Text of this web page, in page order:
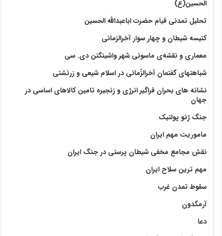
الحسین(ع)
تحلیل تمدنی قیام حضرت اباعبدالله الحسین
کنیسه شیطان و چهار سوار آخرالزمانی
معماری و نقشه‌ی ماسونی شهر واشينگتن دی. سی
شباهتهای گفتمان آخر‌الزّمانی در اسلام شیعی و زرتشتی
نشانه های بحران فراگیر انرژی و زنجیره تامین کالاهای اساسی در
جهان
جنگ ژئو پولتیک
ماموریت مهم ایران
نقش مجامع مخفی شیطان پرستی در جنگ ایران
مهم ترین سلاح ایران
سقوط تمدن غرب
آرمگدون
دعا